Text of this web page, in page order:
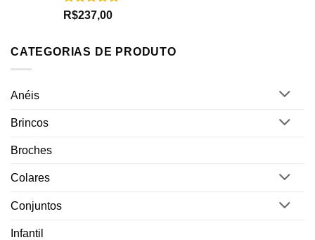
Avaliação
R$237,00
CATEGORIAS DE PRODUTO
Anéis
Brincos
Broches
Colares
Conjuntos
Infantil